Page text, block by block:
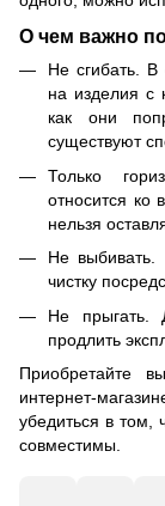
О чем важно
Не сгибать. В
на изделия с
как они
существуют
Только
относится ко
нельзя
Не выбивать.
чистку
Не прыгать.
продлить
Приобретайте
интернет-
убедиться в том,
совместимы.